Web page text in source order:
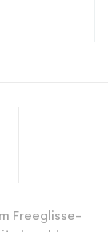
Freeglisse-